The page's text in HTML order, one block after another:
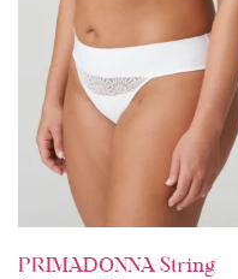
PRIMADONNA String